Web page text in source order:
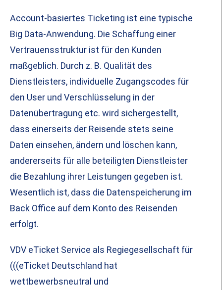
Account-basiertes Ticketing ist eine typische
Big Data-Anwendung. Die Schaffung einer
Vertrauensstruktur ist für den Kunden
maßgeblich. Durch z. B. Qualität des
Dienstleisters, individuelle Zugangscodes für
den User und Verschlüsselung in der
Datenübertragung etc. wird sichergestellt,
dass einerseits der Reisende stets seine
Daten einsehen, ändern und löschen kann,
andererseits für alle beteiligten Dienstleister
die Bezahlung ihrer Leistungen gegeben ist.
Wesentlich ist, dass die Datenspeicherung im
Back Office auf dem Konto des Reisenden
erfolgt.
VDV eTicket Service als Regiegesellschaft für
(((eTicket Deutschland hat
wettbewerbsneutral und